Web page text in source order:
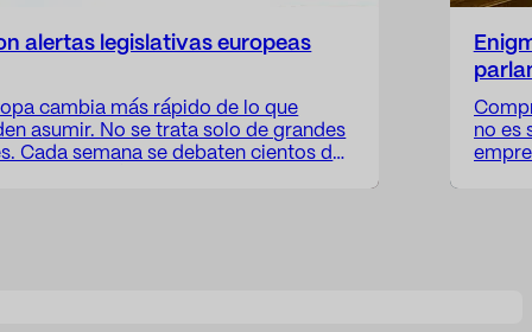
alertas legislativas europeas
cambia más rápido de lo que
asumir. No se trata solo de grandes
Cada semana se debaten cientos de
no es